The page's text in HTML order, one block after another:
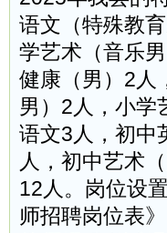
语文（特殊教
学艺术（音乐
健康（男）2人
男）2人，小学
语文3人，初中
人，初中艺术
12人。岗位设
师招聘岗位表